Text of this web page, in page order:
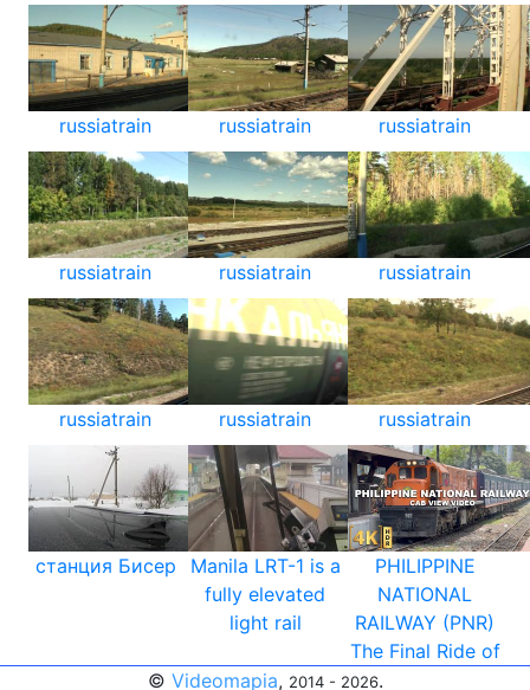
russiatrain russiatrain russiatrain
russiatrain russiatrain russiatrain
russiatrain russiatrain russiatrain
станция Бисер
Manila LRT-1 is a
fully elevated
light rail
PHILIPPINE
NATIONAL
RAILWAY (PNR)
The Final Ride of
© Videomapia, 2014 - 2026.